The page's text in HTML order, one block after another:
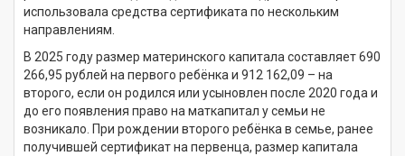
использовала средства сертификата по нескольким
направлениям.
В 2025 году размер материнского капитала составляет 690
266,95 рублей на первого ребёнка и 912 162,09 – на
второго, если он родился или усыновлен после 2020 года и
до его появления право на маткапитал у семьи не
возникало. При рождении второго ребёнка в семье, ранее
получившей сертификат на первенца, размер капитала